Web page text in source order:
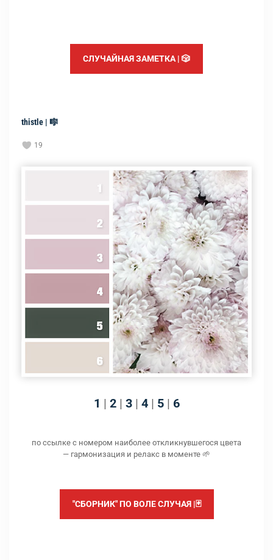
СЛУЧАЙНАЯ ЗАМЕТКА | 🎲
thistle | 🎼
19
1 | 2 | 3 | 4 | 5 | 6
по ссылке с номером наиболее откликнувшегося цвета
— гармонизация и релакс в моменте 🌱
"СБОРНИК" ПО ВОЛЕ СЛУЧАЯ |🃏